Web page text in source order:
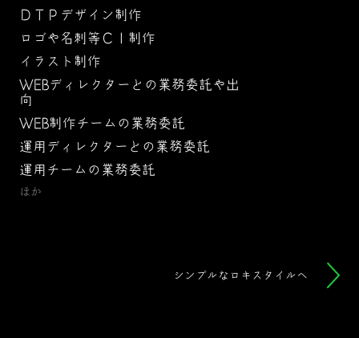
ＤＴＰデザイン制作
ロゴや名刺等ＣＩ制作
イラスト制作
WEBディレクターとの業務委託や出
向
WEB制作チームの業務委託
運用ディレクターとの業務委託
運用チームの業務委託
ほか
シンプルなロキスタイルへ